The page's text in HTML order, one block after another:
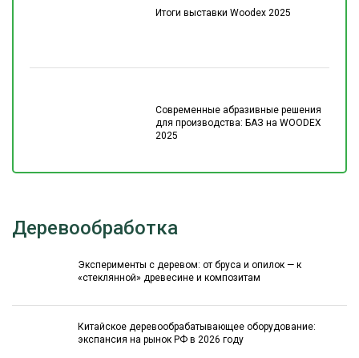
Итоги выставки Woodex 2025
Современные абразивные решения
для производства: БАЗ на WOODEX
2025
Деревообработка
Эксперименты с деревом: от бруса и опилок — к
«стеклянной» древесине и композитам
Китайское деревообрабатывающее оборудование:
экспансия на рынок РФ в 2026 году